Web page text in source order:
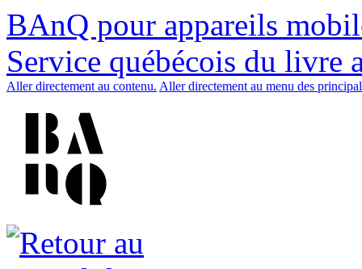
BAnQ pour appareils
Service québécois du livre
Aller directement au contenu. Aller directement au menu des